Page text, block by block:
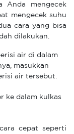
Anda mengecek
mengecek suhu
cara yang bisa
dilakukan.
air di dalam
masukkan
air tersebut.
ke dalam kulkas
cepat seperti